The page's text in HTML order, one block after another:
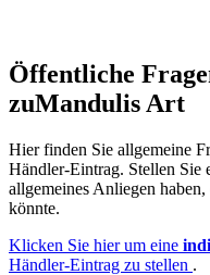
Öffentliche
zuMandulis Art
Hier finden Sie allgemeine
Händler-Eintrag. Stellen Sie
allgemeines Anliegen haben,
könnte.
Klicken Sie hier um eine
Händler-Eintrag zu stellen .